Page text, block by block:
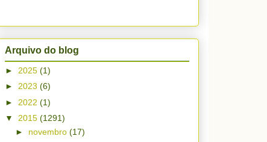
Arquivo do blog
► 2025 (1)
► 2023 (6)
► 2022 (1)
▼ 2015 (1291)
► novembro (17)